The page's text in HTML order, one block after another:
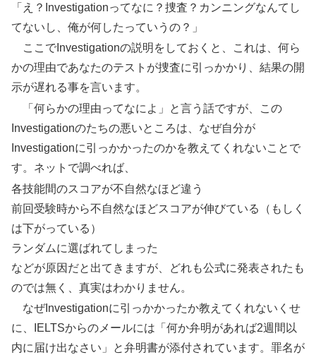
「え？Investigationってなに？捜査？カンニングなんてし
てないし、俺が何したっていうの？」
ここでInvestigationの説明をしておくと、これは、何ら
かの理由であなたのテストが捜査に引っかかり、結果の開
示が遅れる事を言います。
「何らかの理由ってなによ」と言う話ですが、この
Investigationのたちの悪いところは、なぜ自分が
Investigationに引っかかったのかを教えてくれないことで
す。ネットで調べれば、
各技能間のスコアが不自然なほど違う
前回受験時から不自然なほどスコアが伸びている（もしく
は下がっている）
ランダムに選ばれてしまった
などが原因だと出てきますが、どれも公式に発表されたも
のでは無く、真実はわかりません。
なぜInvestigationに引っかかったか教えてくれないくせ
に、IELTSからのメールには「何か弁明があれば2週間以
内に届け出なさい」と弁明書が添付されています。罪名が